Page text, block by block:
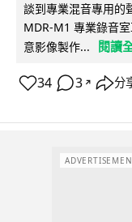
談到專業混音專用的
MDR-M1 專業錄音
意影像製作...
閱讀
34 3 ↗ 分